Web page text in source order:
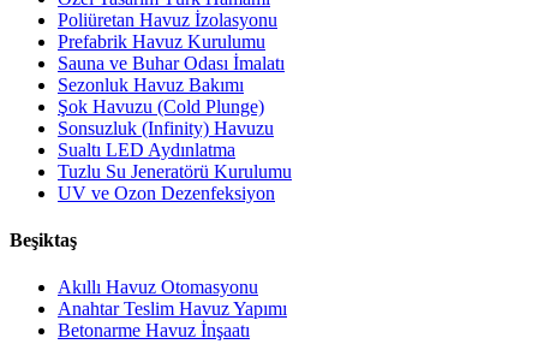
Poliüretan Havuz İzolasyonu
Prefabrik Havuz Kurulumu
Sauna ve Buhar Odası İmalatı
Sezonluk Havuz Bakımı
Şok Havuzu (Cold Plunge)
Sonsuzluk (Infinity) Havuzu
Sualtı LED Aydınlatma
Tuzlu Su Jeneratörü Kurulumu
UV ve Ozon Dezenfeksiyon
Beşiktaş
Akıllı Havuz Otomasyonu
Anahtar Teslim Havuz Yapımı
Betonarme Havuz İnşaatı